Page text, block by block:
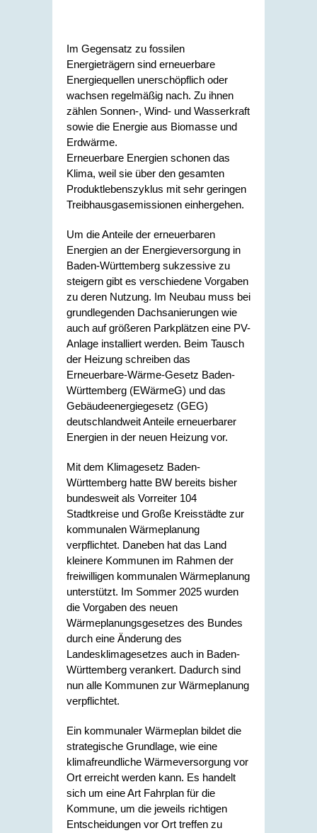
Im Gegensatz zu fossilen
Energieträgern sind erneuerbare
Energiequellen unerschöpflich oder
wachsen regelmäßig nach. Zu ihnen
zählen Sonnen-, Wind- und Wasserkraft
sowie die Energie aus Biomasse und
Erdwärme.
Erneuerbare Energien schonen das
Klima, weil sie über den gesamten
Produktlebenszyklus mit sehr geringen
Treibhausgasemissionen einhergehen.
Um die Anteile der erneuerbaren
Energien an der Energieversorgung in
Baden-Württemberg sukzessive zu
steigern gibt es verschiedene Vorgaben
zu deren Nutzung. Im Neubau muss bei
grundlegenden Dachsanierungen wie
auch auf größeren Parkplätzen eine PV-
Anlage installiert werden. Beim Tausch
der Heizung schreiben das
Erneuerbare-Wärme-Gesetz Baden-
Württemberg (EWärmeG) und das
Gebäudeenergiegesetz (GEG)
deutschlandweit Anteile erneuerbarer
Energien in der neuen Heizung vor.
Mit dem Klimagesetz Baden-
Württemberg hatte BW bereits bisher
bundesweit als Vorreiter 104
Stadtkreise und Große Kreisstädte zur
kommunalen Wärmeplanung
verpflichtet. Daneben hat das Land
kleinere Kommunen im Rahmen der
freiwilligen kommunalen Wärmeplanung
unterstützt. Im Sommer 2025 wurden
die Vorgaben des neuen
Wärmeplanungsgesetzes des Bundes
durch eine Änderung des
Landesklimagesetzes auch in Baden-
Württemberg verankert. Dadurch sind
nun alle Kommunen zur Wärmeplanung
verpflichtet.
Ein kommunaler Wärmeplan bildet die
strategische Grundlage, wie eine
klimafreundliche Wärmeversorgung vor
Ort erreicht werden kann. Es handelt
sich um eine Art Fahrplan für die
Kommune, um die jeweils richtigen
Entscheidungen vor Ort treffen zu